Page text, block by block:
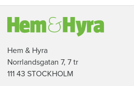
Hem & Hyra
Norrlandsgatan 7, 7 tr
111 43 STOCKHOLM